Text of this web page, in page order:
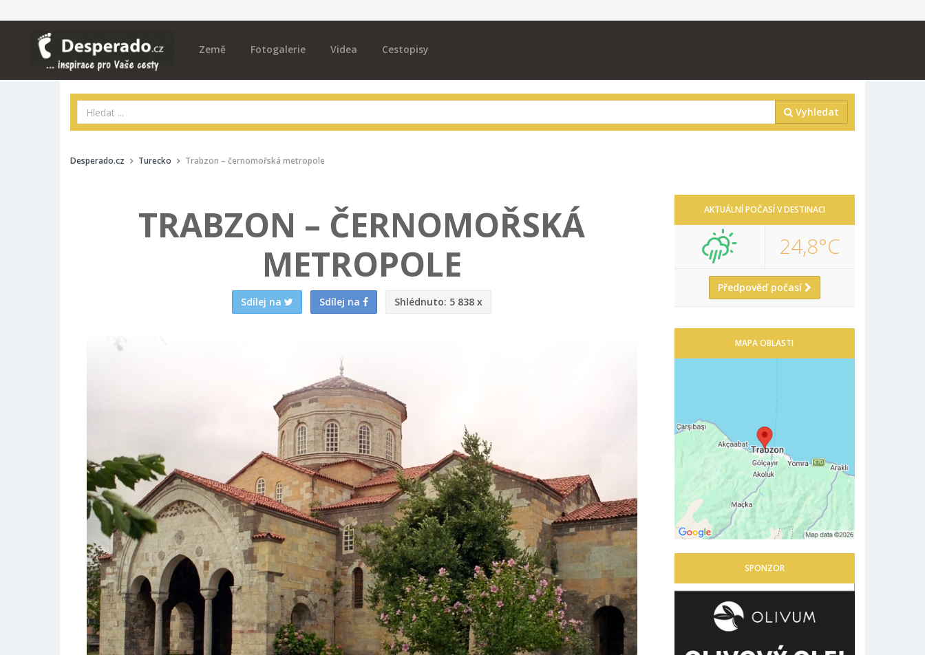
Země Fotogalerie Videa Cestopisy
Vyhledat
Desperado.cz Turecko Trabzon – černomořská metropole
TRABZON – ČERNOMOŘSKÁ
METROPOLE
Sdílej na Sdílej na Shlédnuto: 5 838 x
AKTUÁLNÍ POČASÍ V DESTINACI
24,8°C
Předpověď počasí
MAPA OBLASTI
SPONZOR